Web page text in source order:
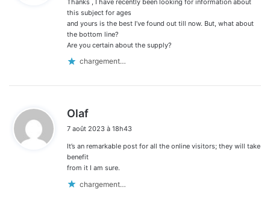
:
Thanks , I have recently been looking for information about
this subject for ages
and yours is the best I’ve found out till now. But, what about
the bottom line?
Are you certain about the supply?
chargement…
Olaf
t
7 août 2023 à 18h43
It’s an remarkable post for all the online visitors; they will take
benefit
from it I am sure.
chargement…